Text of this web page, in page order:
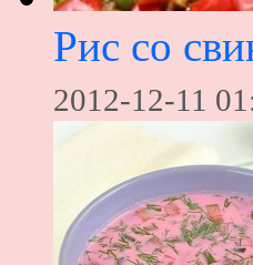
Рис со
2012-12-11